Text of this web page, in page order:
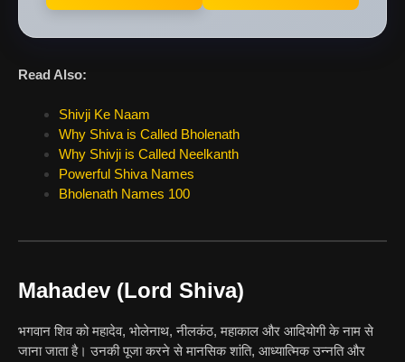
Read Also:
Shivji Ke Naam
Why Shiva is Called Bholenath
Why Shivji is Called Neelkanth
Powerful Shiva Names
Bholenath Names 100
Mahadev (Lord Shiva)
भगवान शिव को महादेव, भोलेनाथ, नीलकंठ, महाकाल और आदियोगी के नाम से
जाना जाता है। उनकी पूजा करने से मानसिक शांति, आध्यात्मिक उन्नति और